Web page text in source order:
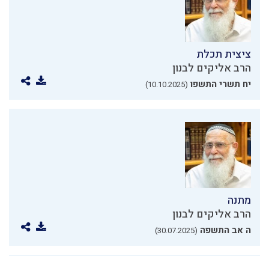
ציצית תכלת
הרב אליקים לבנון
יח תשרי התשפו (10.10.2025)
מתנה
הרב אליקים לבנון
ה אב התשפה (30.07.2025)